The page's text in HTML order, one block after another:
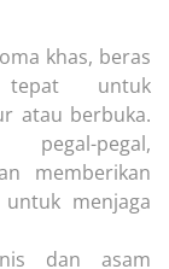
khas, beras
untuk
atau berbuka.
pegal,
memberikan
menjaga
dan asam